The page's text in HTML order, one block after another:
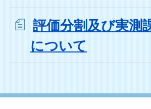
評価分割及び実測
について